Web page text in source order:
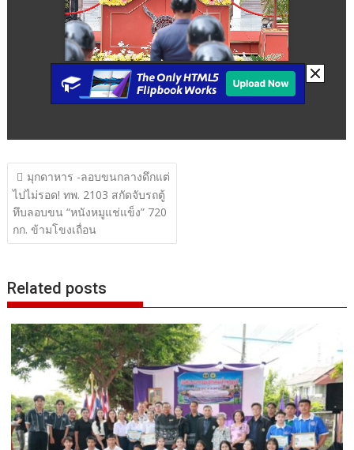
แนะแนว
เรื่อง
มุกดาหาร -ลอบขนกลางดึกแต่
ไปไม่รอด! ทพ. 2103 สกัดจับรถตู้
ทึบลอบขน “หนังหมูแช่แข็ง” 720
กก. ข้ามโขงเถื่อน
Related posts